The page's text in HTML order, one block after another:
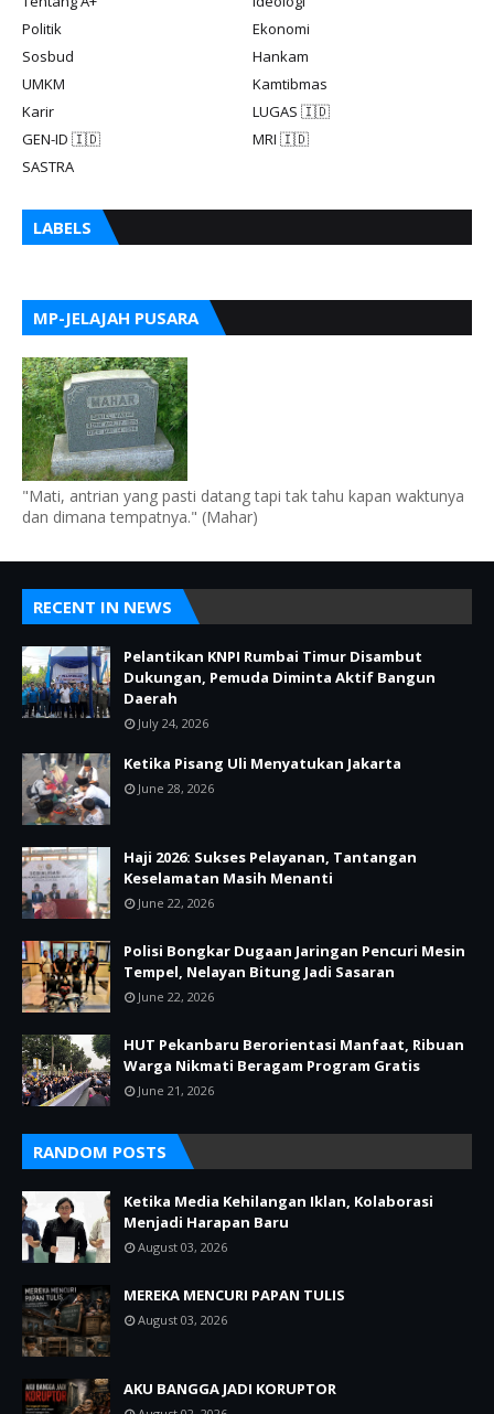
Politik
Ekonomi
Sosbud
Hankam
UMKM
Kamtibmas
Karir
LUGAS 🇮🇩
GEN-ID 🇮🇩
MRI 🇮🇩
SASTRA
LABELS
MP-JELAJAH PUSARA
"Mati, antrian yang pasti datang tapi tak tahu kapan waktunya
dan dimana tempatnya." (Mahar)
RECENT IN NEWS
Pelantikan KNPI Rumbai Timur Disambut
Dukungan, Pemuda Diminta Aktif Bangun
Daerah
July 24, 2026
Ketika Pisang Uli Menyatukan Jakarta
June 28, 2026
Haji 2026: Sukses Pelayanan, Tantangan
Keselamatan Masih Menanti
June 22, 2026
Polisi Bongkar Dugaan Jaringan Pencuri Mesin
Tempel, Nelayan Bitung Jadi Sasaran
June 22, 2026
HUT Pekanbaru Berorientasi Manfaat, Ribuan
Warga Nikmati Beragam Program Gratis
June 21, 2026
RANDOM POSTS
Ketika Media Kehilangan Iklan, Kolaborasi
Menjadi Harapan Baru
August 03, 2026
MEREKA MENCURI PAPAN TULIS
August 03, 2026
AKU BANGGA JADI KORUPTOR